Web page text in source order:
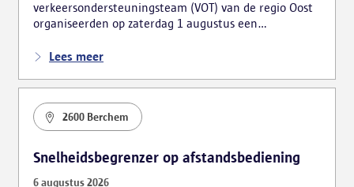
verkeersondersteuningsteam (VOT) van de regio Oost
organiseerden op zaterdag 1 augustus een
foutparkeerders en roodrijders.
Lees meer
2600 Berchem
Snelheidsbegrenzer op afstandsbediening
6 augustus 2026